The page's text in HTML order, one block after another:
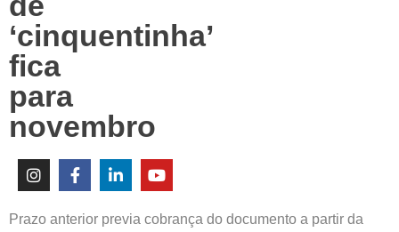
‘cinquentinha’
fica
para
novembro
Prazo anterior previa cobrança do documento a partir da